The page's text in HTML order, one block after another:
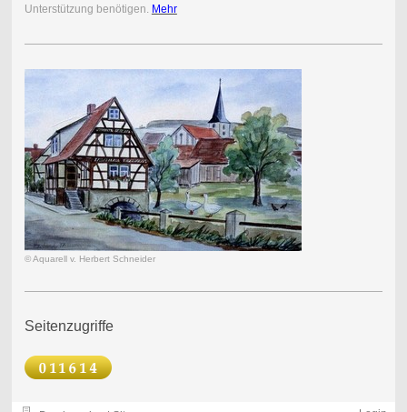
Unterstützung benötigen. Mehr
© Aquarell v. Herbert Schneider
Seitenzugriffe